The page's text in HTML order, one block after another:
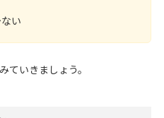
い
ていきましょう。